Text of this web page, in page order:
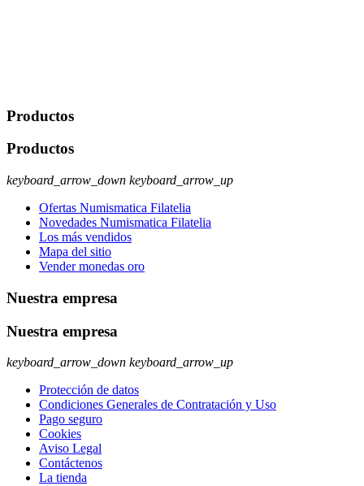
Productos
Productos
keyboard_arrow_down keyboard_arrow_up
Ofertas Numismatica Filatelia
Novedades Numismatica Filatelia
Los más vendidos
Mapa del sitio
Vender monedas oro
Nuestra empresa
Nuestra empresa
keyboard_arrow_down keyboard_arrow_up
Protección de datos
Condiciones Generales de Contratación y Uso
Pago seguro
Cookies
Aviso Legal
Contáctenos
La tienda